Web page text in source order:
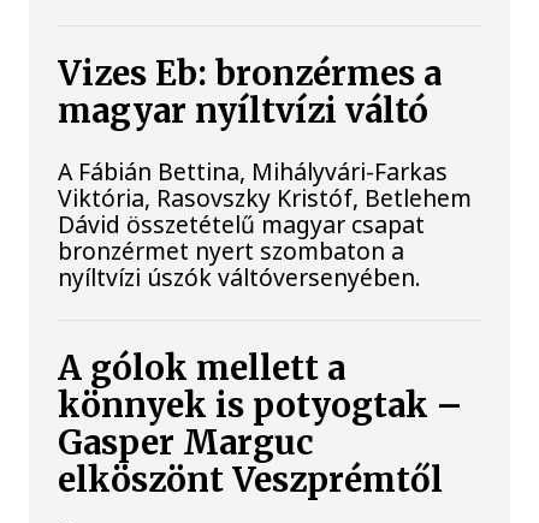
Vizes Eb: bronzérmes a
magyar nyíltvízi váltó
A Fábián Bettina, Mihályvári-Farkas
Viktória, Rasovszky Kristóf, Betlehem
Dávid összetételű magyar csapat
bronzérmet nyert szombaton a
nyíltvízi úszók váltóversenyében.
A gólok mellett a
könnyek is potyogtak –
Gasper Marguc
elköszönt Veszprémtől